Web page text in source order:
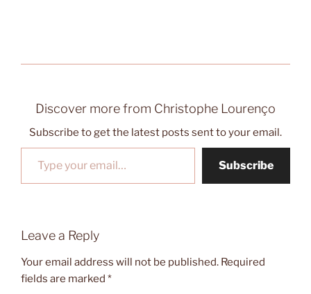
Discover more from Christophe Lourenço
Subscribe to get the latest posts sent to your email.
Type your email…
Subscribe
Leave a Reply
Your email address will not be published. Required
fields are marked *